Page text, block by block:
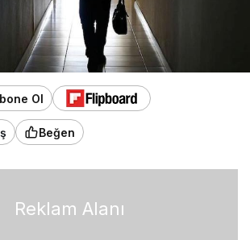
Ol
Beğen
Reklam Alanı